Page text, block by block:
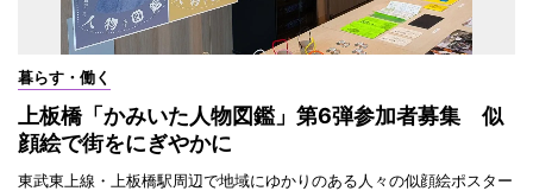
暮らす・働く
上板橋「かみいた人物図鑑」第6弾参加者募集 似
顔絵で街をにぎやかに
東武東上線・上板橋駅周辺で地域にゆかりのある人々の似顔絵ポスター